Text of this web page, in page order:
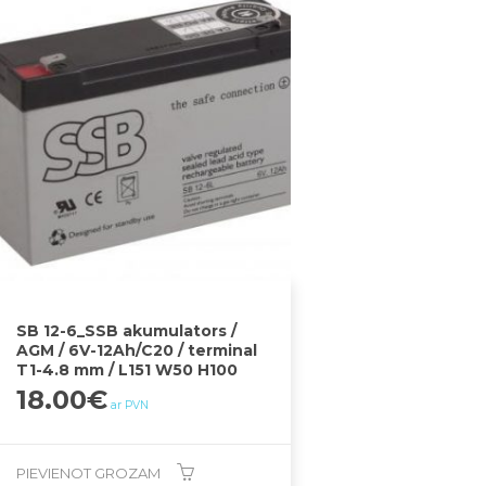
SB 12-6_SSB akumulators /
AGM / 6V-12Ah/C20 / terminal
T1-4.8 mm / L151 W50 H100
18.00€ ar PVN
PIEVIENOT GROZAM